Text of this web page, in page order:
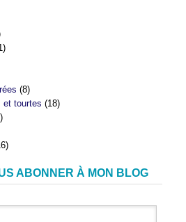
(8)
et tourtes (18)
ABONNER À MON BLOG